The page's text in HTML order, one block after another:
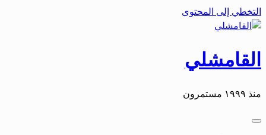
التخطي إلى المحتوى
القامشلي
منذ ١٩٩٩ مستمرون